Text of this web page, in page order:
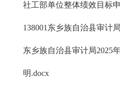
社工部单位整体绩效目标
138001东乡族自治县审计
东乡族自治县审计局2025
明.docx